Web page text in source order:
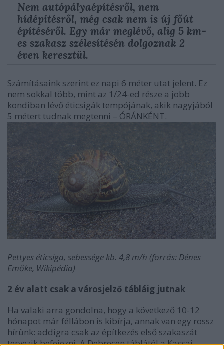
Nem autópályaépítésről, nem
hídépítésről, még csak nem is új főút
építéséről. Egy már meglévő, alig 5 km-
es szakasz szélesítésén dolgoznak 2
éven keresztül.
Számításaink szerint ez napi 6 méter utat jelent. Ez
nem sokkal több, mint az 1/24-ed része a jobb
kondiban lévő éticsigák tempójának, akik nagyjából
5 métert tudnak megtenni – ÓRÁNKÉNT.
Pettyes éticsiga, sebessége kb. 4,8 m/h (forrás: Dénes
Emőke, Wikipédia)
2 év alatt csak a városjelző tábláig jutnak
Ha valaki arra gondolna, hogy a következő 10-12
hónapot már féllábon is kibírja, annak van egy rossz
hírünk: addigra csak az építkezés első szakaszát
tervezik befejezni. A Debrecen táblától a Kassai-